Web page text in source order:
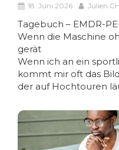
18. Juni 2026 Julien
Tagebuch – EMDR-
Wenn die Maschine
gerät
Wenn ich an ein
kommt mir oft das
der auf Hochtouren